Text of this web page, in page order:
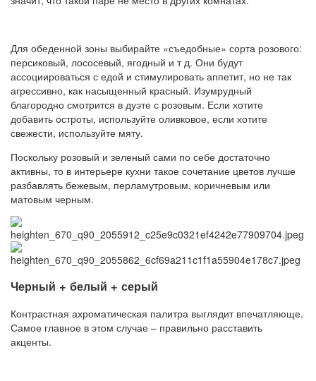
Для обеденной зоны выбирайте «съедобные» сорта розового:
персиковый, лососевый, ягодный и т д. Они будут
ассоциироваться с едой и стимулировать аппетит, но не так
агрессивно, как насыщенный красный. Изумрудный
благородно смотрится в дуэте с розовым. Если хотите
добавить остроты, используйте оливковое, если хотите
свежести, используйте мяту.
Поскольку розовый и зеленый сами по себе достаточно
активны, то в интерьере кухни такое сочетание цветов лучше
разбавлять бежевым, перламутровым, коричневым или
матовым черным.
Черный + белый + серый
Контрастная ахроматическая палитра выглядит впечатляюще.
Самое главное в этом случае – правильно расставить
акценты.